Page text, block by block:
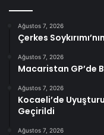
Ağustos 7, 2026
Çerkes
Ağustos 7, 2026
Macaristan GP’de
Ağustos 7, 2026
Kocaeli’de
Geçirildi
Ağustos 7, 2026